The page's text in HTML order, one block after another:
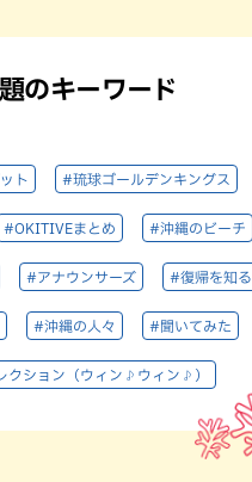
のキーワード
ト #琉球ゴールデンキングス
#OKITIVEまとめ #沖縄のビーチ
#アナウンサーズ #復帰を知る
#沖縄の人々 #聞いてみた
クション（ウィン♪ウィン♪）